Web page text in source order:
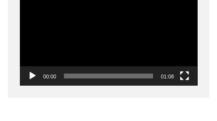
00:00 01:08